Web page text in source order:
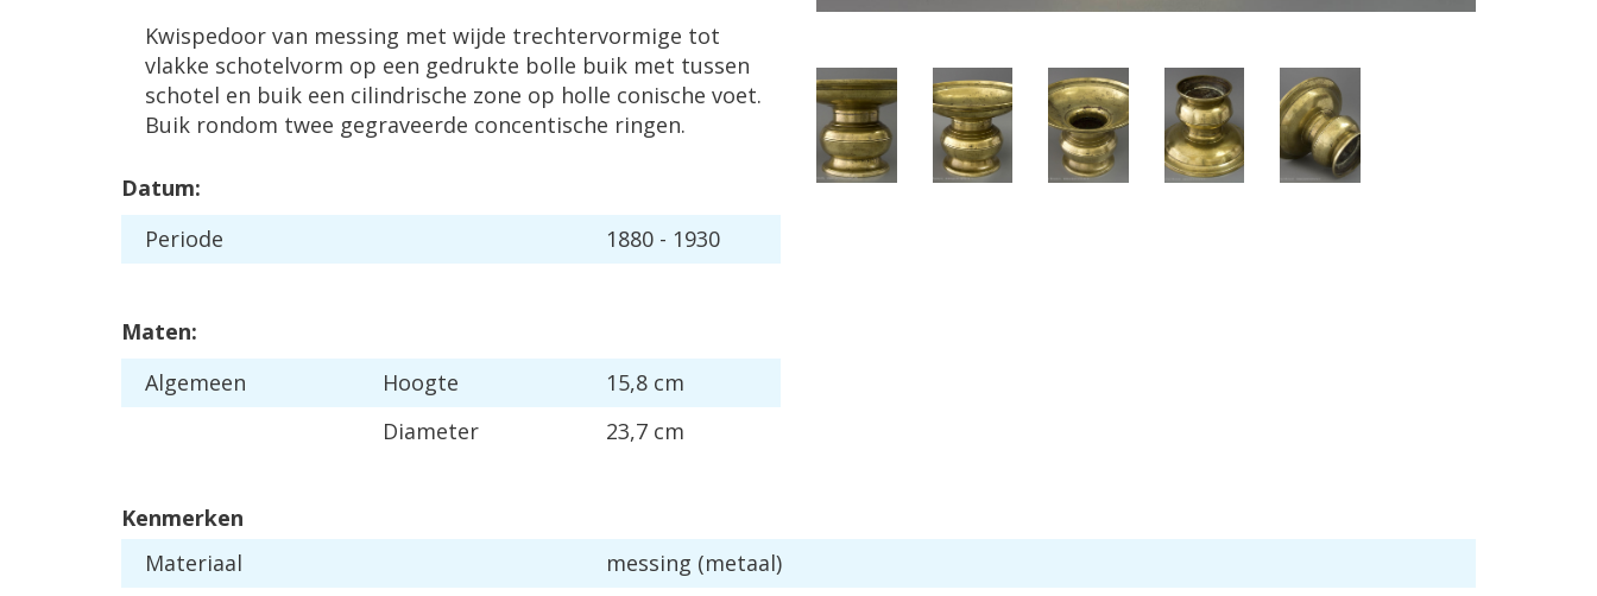
Kwispedoor van messing met wijde trechtervormige tot
vlakke schotelvorm op een gedrukte bolle buik met tussen
schotel en buik een cilindrische zone op holle conische voet.
Buik rondom twee gegraveerde concentische ringen.
Datum:
Periode
1880 - 1930
Maten:
Algemeen
Hoogte
15,8 cm
Diameter
23,7 cm
Kenmerken
Materiaal
messing (metaal)